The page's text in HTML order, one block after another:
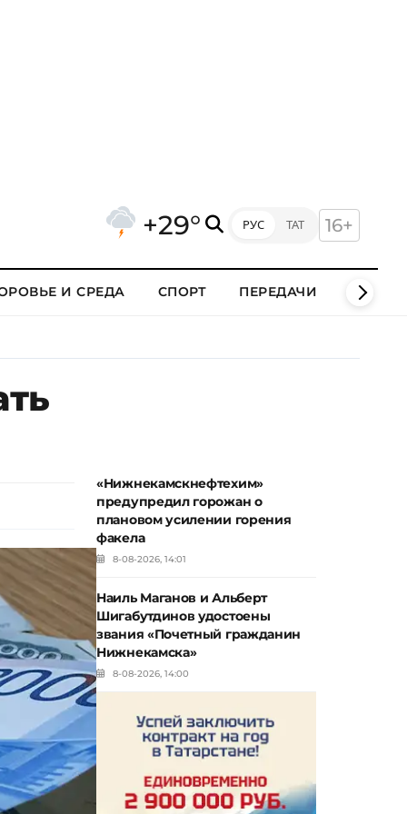
+29° РУС ТАТ 16+
И СРЕДА СПОРТ ПЕРЕДАЧИ КЛИПЫ
«Нижнекамскнефтехим»
предупредил горожан о
плановом усилении горения
факела
8-08-2026, 14:01
Наиль Маганов и Альберт
Шигабутдинов удостоены
звания «Почетный гражданин
Нижнекамска»
8-08-2026, 14:00